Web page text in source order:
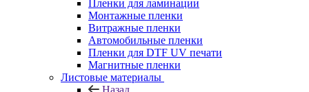
Пленки для ламинации
Монтажные пленки
Витражные пленки
Автомобильные пленки
Пленки для DTF UV печати
Магнитные пленки
Листовые материалы